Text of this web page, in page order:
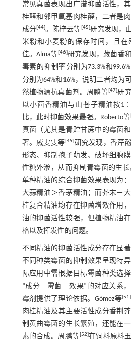
常见真菌表现出广谱抑菌活性，
桂醛和邻甲氧基肉桂醛，二者是
成分[44]。陈梓云等[45]研究发现，
米粉和小麦粉的保存时间，且在
佳。Alma等[46]研究发现，藏茴香
毒素的抑制率分别为73.3%和
分别为64%和16%，说明二者均为
然植物源抗真菌剂。周鹏等[47]研
以小茴香精油与山苍子精油按
比，此时抑菌效果最强。Roberto等
真菌（尤其是青贮甘蔗中的霉菌
著。戚雯雯等[49]研究发现，香芹
形态、抑制孢子萌发、破坏细胞
性糖外渗，从而抑制青霉菌的生
单种精油的综合抑菌效果表现为
大蒜精油＞香茅精油；而芥末－
桂复合精油均存在抑菌增效作用
油的抑菌活性较强，但植物精油
格以及挥发性的问题。
不同精油的抑菌活性成分存在显
不同种类霉菌的抑制效果呈现特
际应用中需根据目标霉菌种类选
“成分－霉菌－效果”的对应关系
霉剂提供了理论依据。Gómez等[51]
肉桂精油及其主要活性成分香荆
制黄曲霉菌的生长繁殖，还能在
素的合成。周鹏等[52]在饲料原料